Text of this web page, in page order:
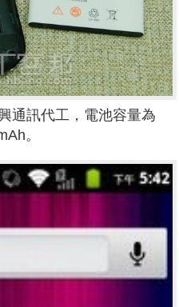
通訊代工，電池容量為
。